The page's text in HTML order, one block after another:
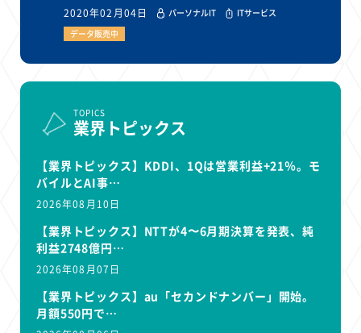
2020年02月04日 パーソナルIT
ITサービス
データ販売中
TOPICS
業界トピックス
【業界トピックス】KDDI、1Qは営業利益+21％。モ
バイルとAI事…
2026年08月10日
【業界トピックス】NTTが4〜6月期決算を発表、純
利益2748億円…
2026年08月07日
【業界トピックス】au「セカンドナンバー」開始。
月額550円で…